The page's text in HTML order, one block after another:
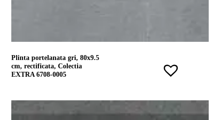
Plinta portelanata gri, 80x9.5
cm, rectificata, Colectia
EXTRA 6708-0005